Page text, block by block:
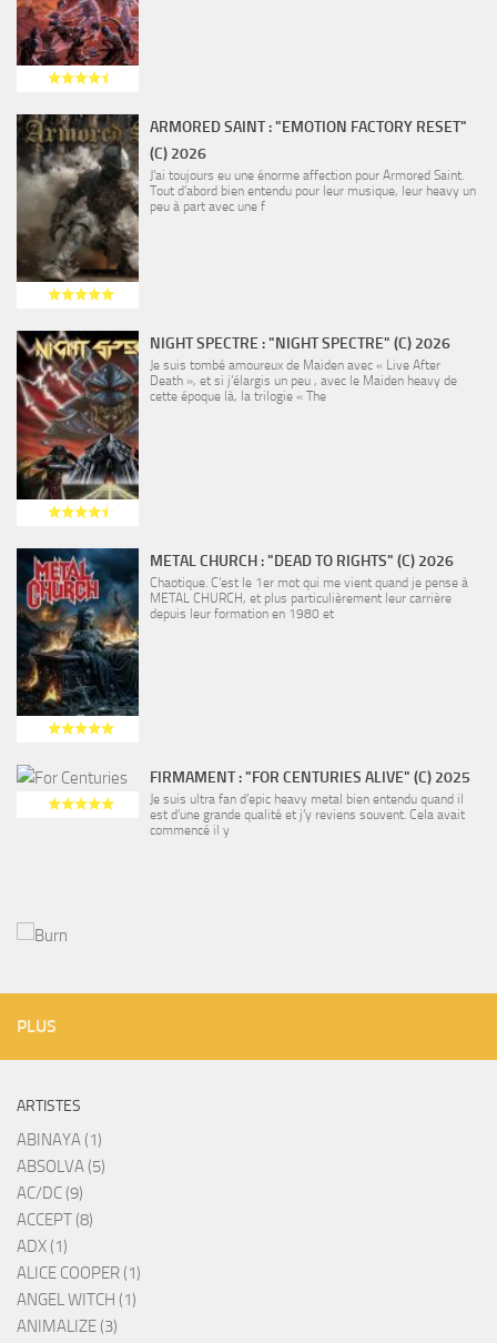
ARMORED SAINT : "EMOTION FACTORY RESET"
(C) 2026
J’ai toujours eu une énorme affection pour Armored Saint.
Tout d’abord bien entendu pour leur musique, leur heavy un
peu à part avec une f
NIGHT SPECTRE : "NIGHT SPECTRE" (C) 2026
Je suis tombé amoureux de Maiden avec « Live After
Death », et si j’élargis un peu , avec le Maiden heavy de
cette époque là, la trilogie « The
METAL CHURCH : "DEAD TO RIGHTS" (C) 2026
Chaotique. C’est le 1er mot qui me vient quand je pense à
METAL CHURCH, et plus particulièrement leur carrière
depuis leur formation en 1980 et
FIRMAMENT : "FOR CENTURIES ALIVE" (C) 2025
Je suis ultra fan d’epic heavy metal bien entendu quand il
est d’une grande qualité et j’y reviens souvent. Cela avait
commencé il y
PLUS
ARTISTES
ABINAYA (1)
ABSOLVA (5)
AC/DC (9)
ACCEPT (8)
ADX (1)
ALICE COOPER (1)
ANGEL WITCH (1)
ANIMALIZE (3)